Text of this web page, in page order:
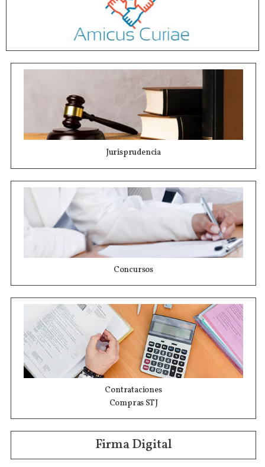
Jurisprudencia
Concursos
Contrataciones
Compras STJ
Firma Digital